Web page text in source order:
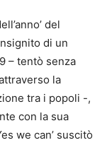
del
di un
– tentò senza
la
tra i popoli -,
con la sua
we can’ suscitò